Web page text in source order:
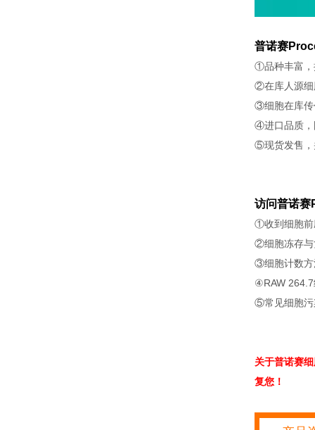
普诺赛
①品种丰富，
②在库人源细
③细胞在库传
④进口品质，
⑤现货发售，
访问普诺赛
①收到细胞前
②细胞冻存与
③细胞计数方
④RAW 264.7
⑤常见细胞污
关于普诺赛
复您！